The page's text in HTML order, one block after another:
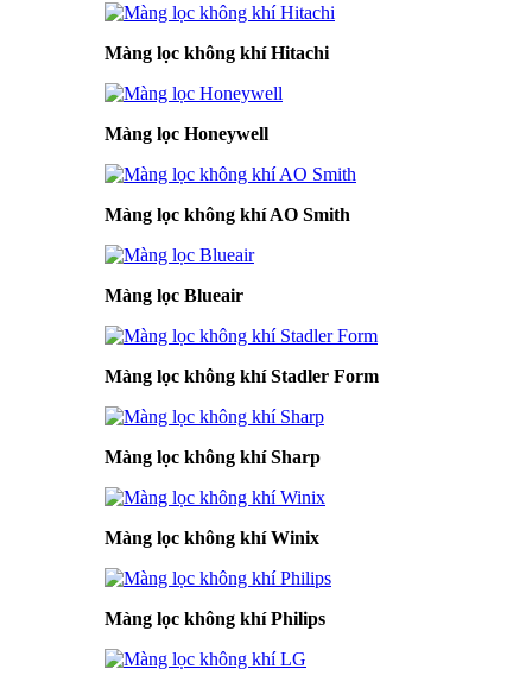
Màng lọc không khí Hitachi
Màng lọc Honeywell
Màng lọc không khí AO Smith
Màng lọc Blueair
Màng lọc không khí Stadler Form
Màng lọc không khí Sharp
Màng lọc không khí Winix
Màng lọc không khí Philips